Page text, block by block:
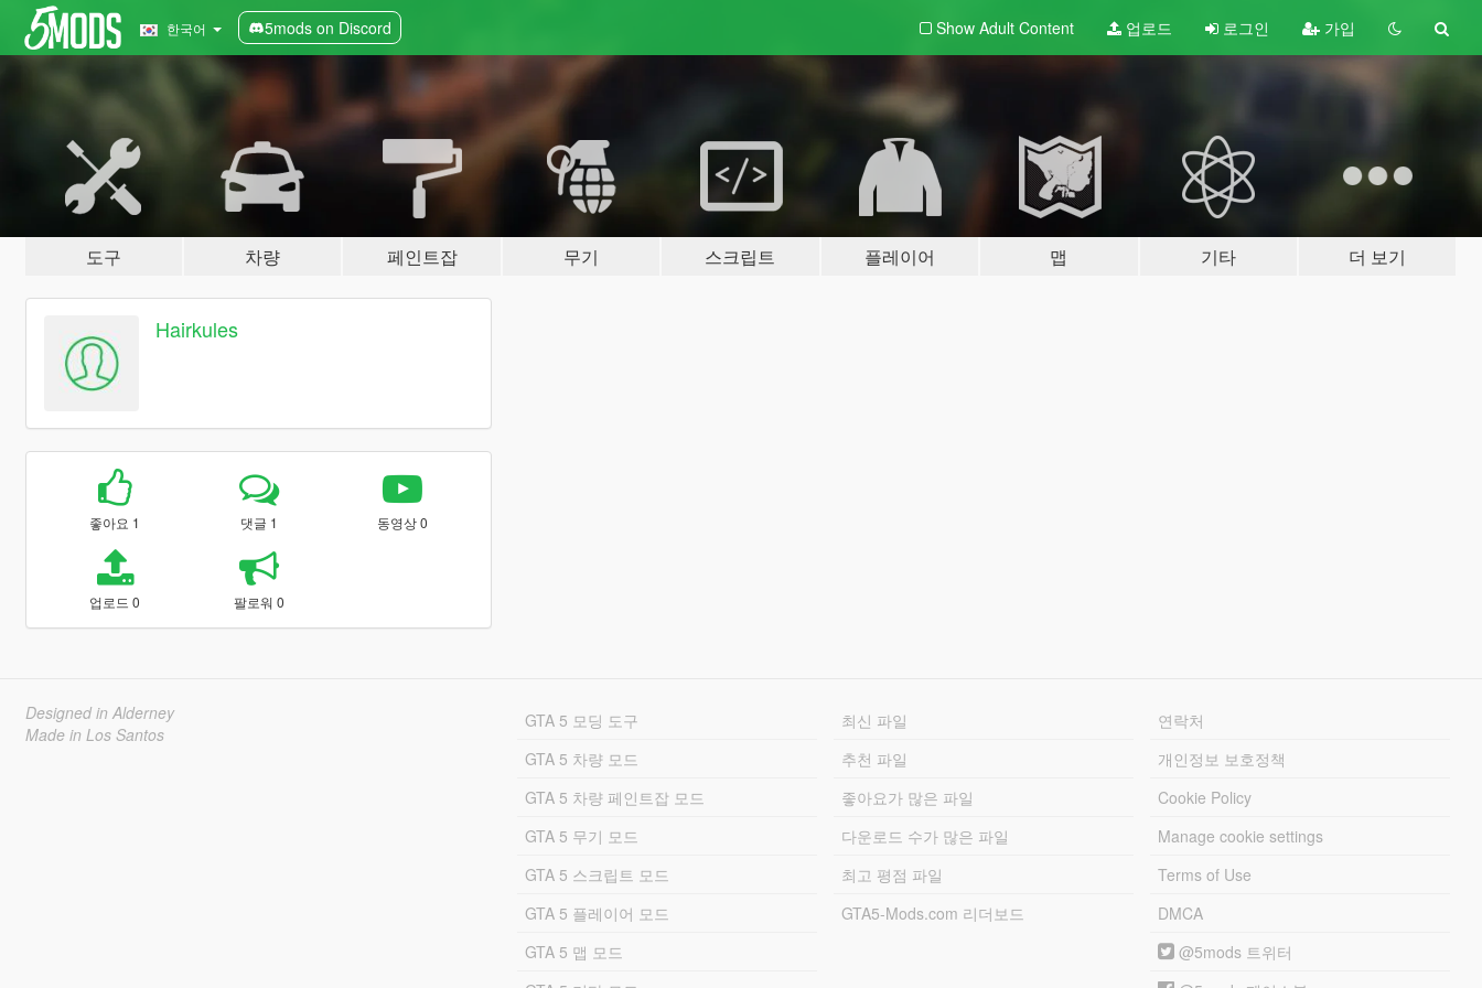
한국어 5mods on Discord Show Adult Content 업로드 로그인 가입
도구 차량 페인트잡 무기 스크립트 플레이어 맵 기타 더 보기
Hairkules
좋아요 1 댓글 1 동영상 0
업로드 0 팔로워 0
Designed in Alderney
Made in Los Santos
GTA 5 모딩 도구
GTA 5 차량 모드
GTA 5 차량 페인트잡 모드
GTA 5 무기 모드
GTA 5 스크립트 모드
GTA 5 플레이어 모드
GTA 5 맵 모드
최신 파일
추천 파일
좋아요가 많은 파일
다운로드 수가 많은 파일
최고 평점 파일
GTA5-Mods.com 리더보드
연락처
개인정보 보호정책
Cookie Policy
Manage cookie settings
Terms of Use
DMCA
@5mods 트위터